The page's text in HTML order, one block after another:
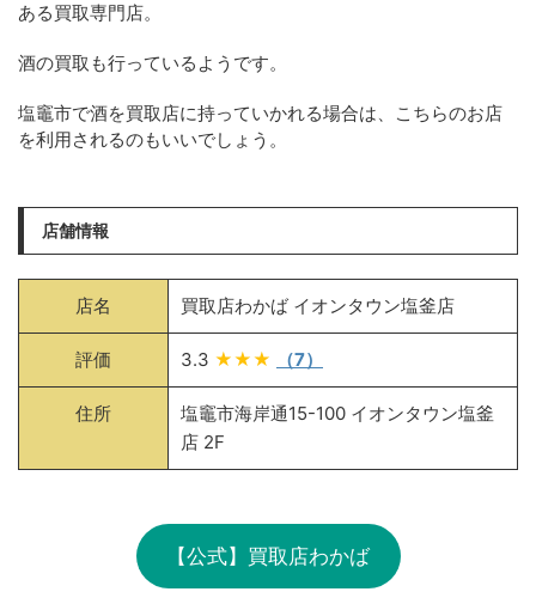
ある買取専門店。
酒の買取も行っているようです。
塩竈市で酒を買取店に持っていかれる場合は、こちらのお店
を利用されるのもいいでしょう。
店舗情報
店名 買取店わかば イオンタウン塩釜店
評価 3.3 ★★★ （7）
住所
塩竈市海岸通15-100 イオンタウン塩釜
店 2F
【公式】買取店わかば